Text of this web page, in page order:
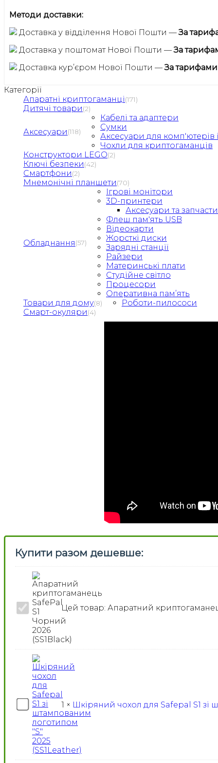
Методи доставки:
Доставка у відділення Нової Пошти —За
Доставка у поштомат Нової Пошти —За
Доставка курʼєром Нової Пошти —За тарифами
Категорії
Апаратні криптогаманці(171)
Дитячі товари(2)
Аксесуари(118)
Кабелі та адаптери
Сумки
Аксесуари для комп'ютерів
Чохли для криптогаманців
Конструктори LEGO(2)
Ключі безпеки(42)
Смартфони(2)
Мнемонічні планшети(70)
Обладнання(57)
Ігрові монітори
3D-принтери
Аксесуари та
Флеш пам'ять USB
Відеокарти
Жорсткі диски
Зарядні станції
Райзери
Материнські плати
Студійне світло
Процесори
Оперативна памʼять
Товари для дому(8)
Роботи-пилососи
Смарт-окуляри(4)
Купити разом дешевше:
Апаратний
криптогаманець
SafePal
Чорний
2026
(SS1Black)
Цей товар: Апаратний
Шкіряний
чохол
для
Safepal
штампованим
1 × Шкіряний чохол для Safepal S1 зі